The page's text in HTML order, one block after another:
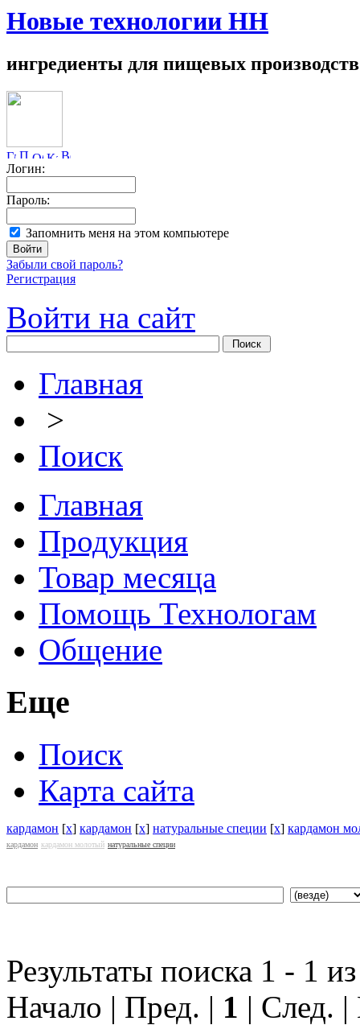
Новые технологии НН
ингредиенты для пищевых производств
Логин:
Пароль:
Запомнить меня на этом компьютере
Забыли свой пароль?
Регистрация
Войти на сайт
Главная
>
Поиск
Главная
Продукция
Товар месяца
Помощь Технологам
Общение
Еще
Поиск
Карта сайта
кардамон [x] кардамон [x] натуральные специи [x] кардамон
кардамон кардамон молотый натуральные специи
Результаты поиска 1 - 1
Начало | Пред. | 1 | След.